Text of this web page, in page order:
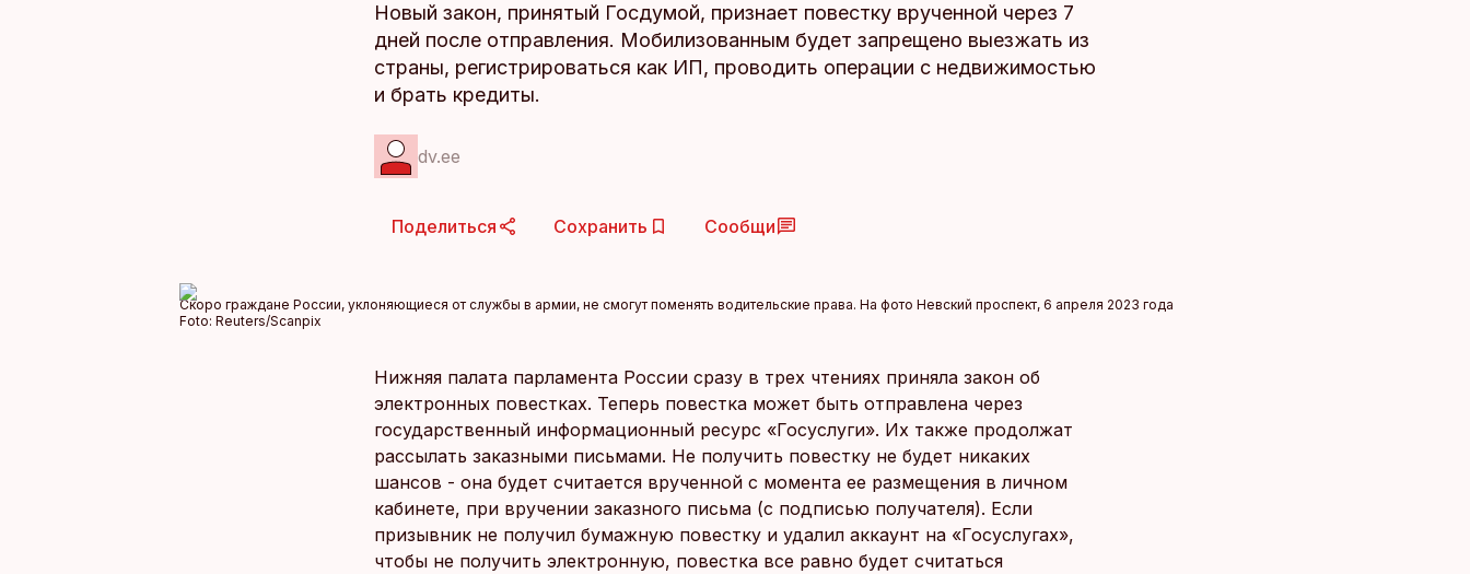
Новый закон, принятый Госдумой, признает повестку врученной через 7
дней после отправления. Мобилизованным будет запрещено выезжать из
страны, регистрироваться как ИП, проводить операции с недвижимостью
и брать кредиты.
dv.ee
Поделиться Сохранить Сообщи
Скоро граждане России, уклоняющиеся от службы в армии, не смогут поменять водительские права. На фото Невский проспект, 6 апреля 2023 года
Foto: Reuters/Scanpix
Нижняя палата парламента России сразу в трех чтениях приняла закон об
электронных повестках. Теперь повестка может быть отправлена через
государственный информационный ресурс «Госуслуги». Их также продолжат
рассылать заказными письмами. Не получить повестку не будет никаких
шансов - она будет считается врученной с момента ее размещения в личном
кабинете, при вручении заказного письма (с подписью получателя). Если
призывник не получил бумажную повестку и удалил аккаунт на «Госуслугах»,
чтобы не получить электронную, повестка все равно будет считаться